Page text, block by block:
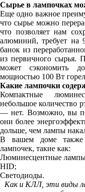
Сырье в лампочках
Еще одно важное
что сырье можно
что позволяет нам
алюминий, требует на
банок из
из первичного сырья.
может сэкономить
мощностью 100 Вт
Какие лампочки
Компактные
небольшое количество
— нет. Возможно, вы
они более
дольше, чем лампы
В вашем доме также
лампочек, такие как:
Люминесцентные
HID;
Светодиоды.
Как и КЛЛ, эти виды